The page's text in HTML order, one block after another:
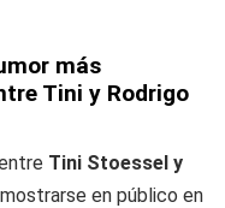
más
Tini y Rodrigo
Tini Stoessel y
en público en